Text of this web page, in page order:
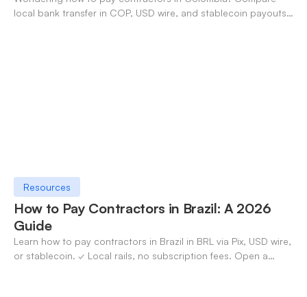
local bank transfer in COP, USD wire, and stablecoin payouts.
Resources
How to Pay Contractors in Brazil: A 2026
Guide
Learn how to pay contractors in Brazil in BRL via Pix, USD wire,
or stablecoin. ✓ Local rails, no subscription fees. Open a